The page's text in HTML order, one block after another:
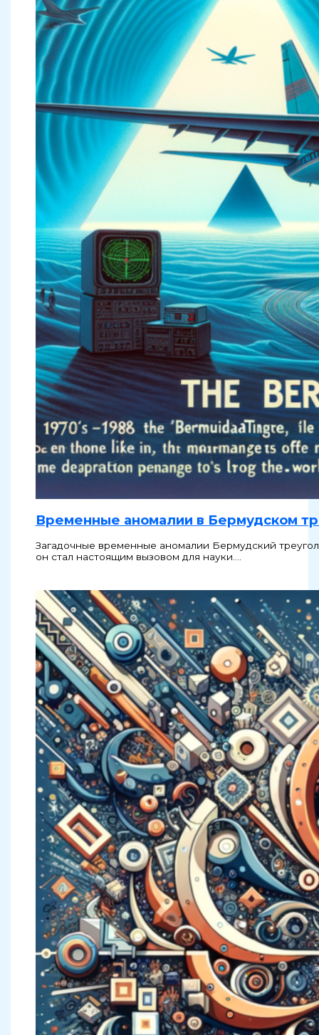
Временные аномалии в Бермудском
Загадочные временные аномалии Бермудский
он стал настоящим вызовом для науки.…